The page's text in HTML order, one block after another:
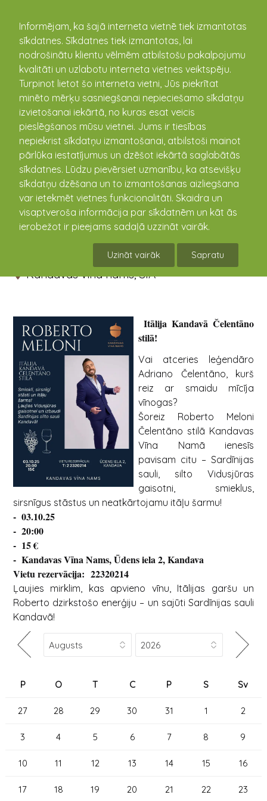
Informējam, ka šajā interneta vietnē tiek izmantotas
sīkdatnes. Sīkdatnes tiek izmantotas, lai
nodrošinātu klientu vēlmēm atbilstošu pakalpojumu
kvalitāti un uzlabotu interneta vietnes veiktspēju.
Turpinot lietot šo interneta vietni, Jūs piekrītat
minēto mērķu sasniegšanai nepieciešamo sīkdatņu
izvietošanai iekārtā, no kuras esat veicis
pieslēgšanos mūsu vietnei. Jums ir tiesības
nepiekrist sīkdatņu izmantošanai, atbilstoši mainot
pārlūka iestatījumus un dzēšot iekārtā saglabātās
sīkdatnes. Lūdzu pievērsiet uzmanību, ka atsevišķu
sīkdatņu dzēšana un to izmantošanas aizliegšana
var ietekmēt vietnes funkcionalitāti. Skaidra un
visaptveroša informācija par sīkdatnēm un kāt ās
ierobežot ir pieejams sadaļā uzzināt vairāk.
Uzināt vairāk Sapratu
kandava.lv
PASĀKUMU
KALENDĀRS
Roberto Meloni Kandavā!
03.10.2025 20:00 - 22:00
Kandavas vīna nams, SIA
Itālija Kandavā Čelentāno
stilā!
Vai atceries leģendāro
Adriano Čelentāno, kurš
reiz ar smaidu mīcīja
vīnogas?
Šoreiz Roberto Meloni
Čelentāno stilā Kandavas
Vīna Namā ienesīs
pavisam citu – Sardīnijas
sauli, silto Vidusjūras
gaisotni, smieklus,
sirsnīgus stāstus un neatkārtojamu itāļu šarmu!
- 03.10.25
- 20:00
- 15 €
- Kandavas Vīna Nams, Ūdens iela 2, Kandava
Vietu rezervācija: 22320214
Ļaujies mirklim, kas apvieno vīnu, Itālijas garšu un
Roberto dzirkstošo enerģiju – un sajūti Sardīnijas sauli
Kandavā!
P O T C P S Sv
27 28 29 30 31 1 2
3 4 5 6 7 8 9
10 11 12 13 14 15 16
17 18 19 20 21 22 23